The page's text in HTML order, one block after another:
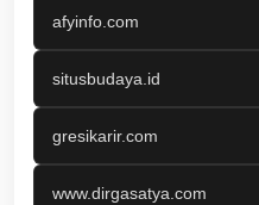
afyinfo.com
situsbudaya.id
gresikarir.com
www.dirgasatya.com